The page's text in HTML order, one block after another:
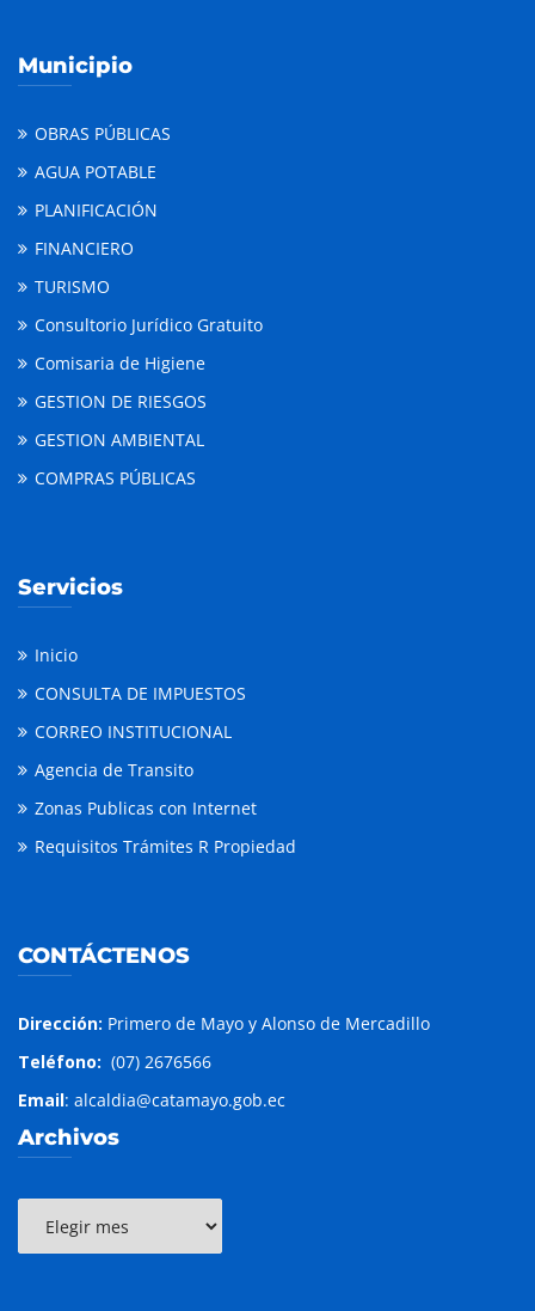
Municipio
OBRAS PÚBLICAS
AGUA POTABLE
PLANIFICACIÓN
FINANCIERO
TURISMO
Consultorio Jurídico Gratuito
Comisaria de Higiene
GESTION DE RIESGOS
GESTION AMBIENTAL
COMPRAS PÚBLICAS
Servicios
Inicio
CONSULTA DE IMPUESTOS
CORREO INSTITUCIONAL
Agencia de Transito
Zonas Publicas con Internet
Requisitos Trámites R Propiedad
CONTÁCTENOS
Dirección: Primero de Mayo y Alonso de Mercadillo
Teléfono: (07) 2676566
Email: alcaldia@catamayo.gob.ec
Archivos